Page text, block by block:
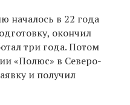
началось в 22 года
окончил
три года. Потом
«Полюс» в Северо-
и получил